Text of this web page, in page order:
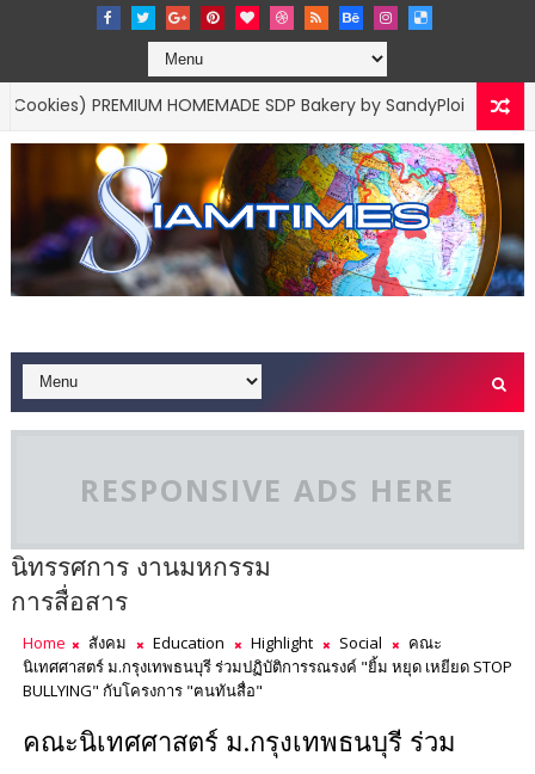
HOMEMADE SDP Bakery by SandyPloi BUSINESS
RESPONSIVE ADS HERE
นิทรรศการ งานมหกรรม
การสื่อสาร
Home สังคม Education Highlight Social
คณะ
นิเทศศาสตร์ ม.กรุงเทพธนบุรี ร่วมปฏิบัติการรณรงค์ "ยิ้ม หยุด เหยียด STOP
BULLYING" กับโครงการ "ฅนทันสื่อ"
คณะนิเทศศาสตร์ ม.กรุงเทพธนบุรี ร่วม